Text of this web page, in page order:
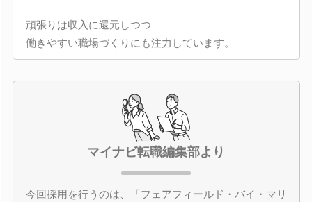
頑張りは収入に還元しつつ
働きやすい職場づくりにも注力しています。
マイナビ転職編集部より
今回採用を行うのは、「フェアフィールド・バイ・マリ